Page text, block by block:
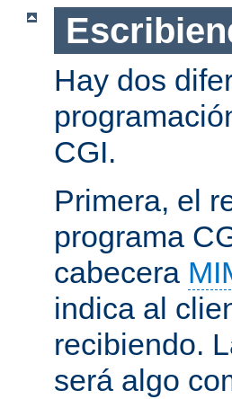
Hay dos
CGI.
Primera, el
programa
cabecera
indica al
recibiendo.
será algo